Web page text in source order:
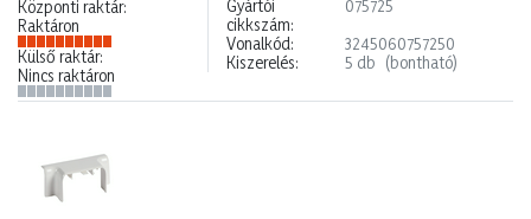
Központi raktár:
Raktáron
Külső raktár:
Nincs raktáron
Gyártói
cikkszám:
075725
Vonalkód:
3245060757250
Kiszerelés:
5 db (bontható)